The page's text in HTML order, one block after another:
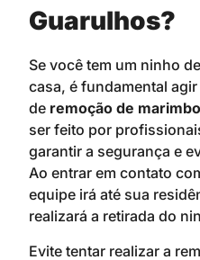
Guarulhos?
Se você tem um ninho
casa, é fundamental
de remoção de
ser feito por
garantir a segurança e
Ao entrar em contato
equipe irá até sua
realizará a retirada do
Evite tentar realizar a